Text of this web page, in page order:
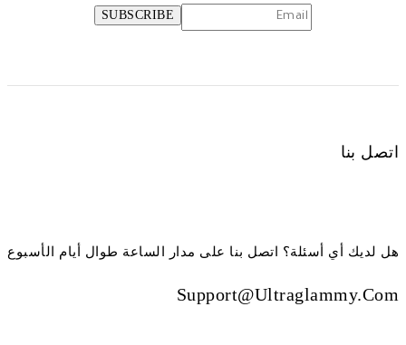
اتصل بنا
هل لديك أي أسئلة؟ اتصل بنا على مدار الساعة طوال أيام الأسبوع
Support@ultraglammy.com